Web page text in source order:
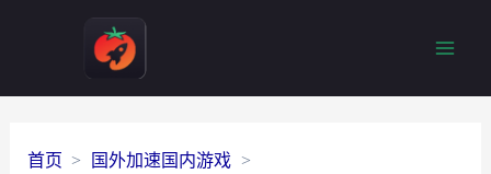
首页
国外加速国内游戏